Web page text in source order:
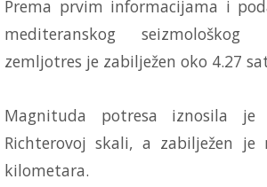
Prema prvim informacijama i
mediteranskog seizmološkog
zemljotres je zabilježen oko 4.27
Magnituda potresa iznosila
Richterovoj skali, a zabilježen
kilometara.